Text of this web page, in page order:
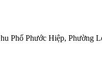
Phố Phước Hiệp, Phường